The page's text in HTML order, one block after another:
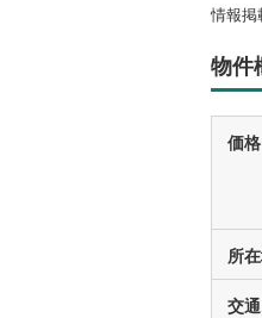
情報
物件
価格
所
交通